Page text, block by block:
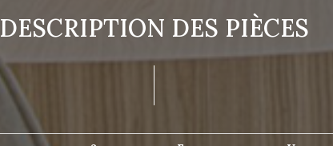
DESCRIPTION DES PIÈCES